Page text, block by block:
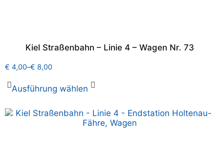
Kiel Straßenbahn – Linie 4 – Wagen Nr. 73
€ 4,00–€ 8,00
Ausführung wählen